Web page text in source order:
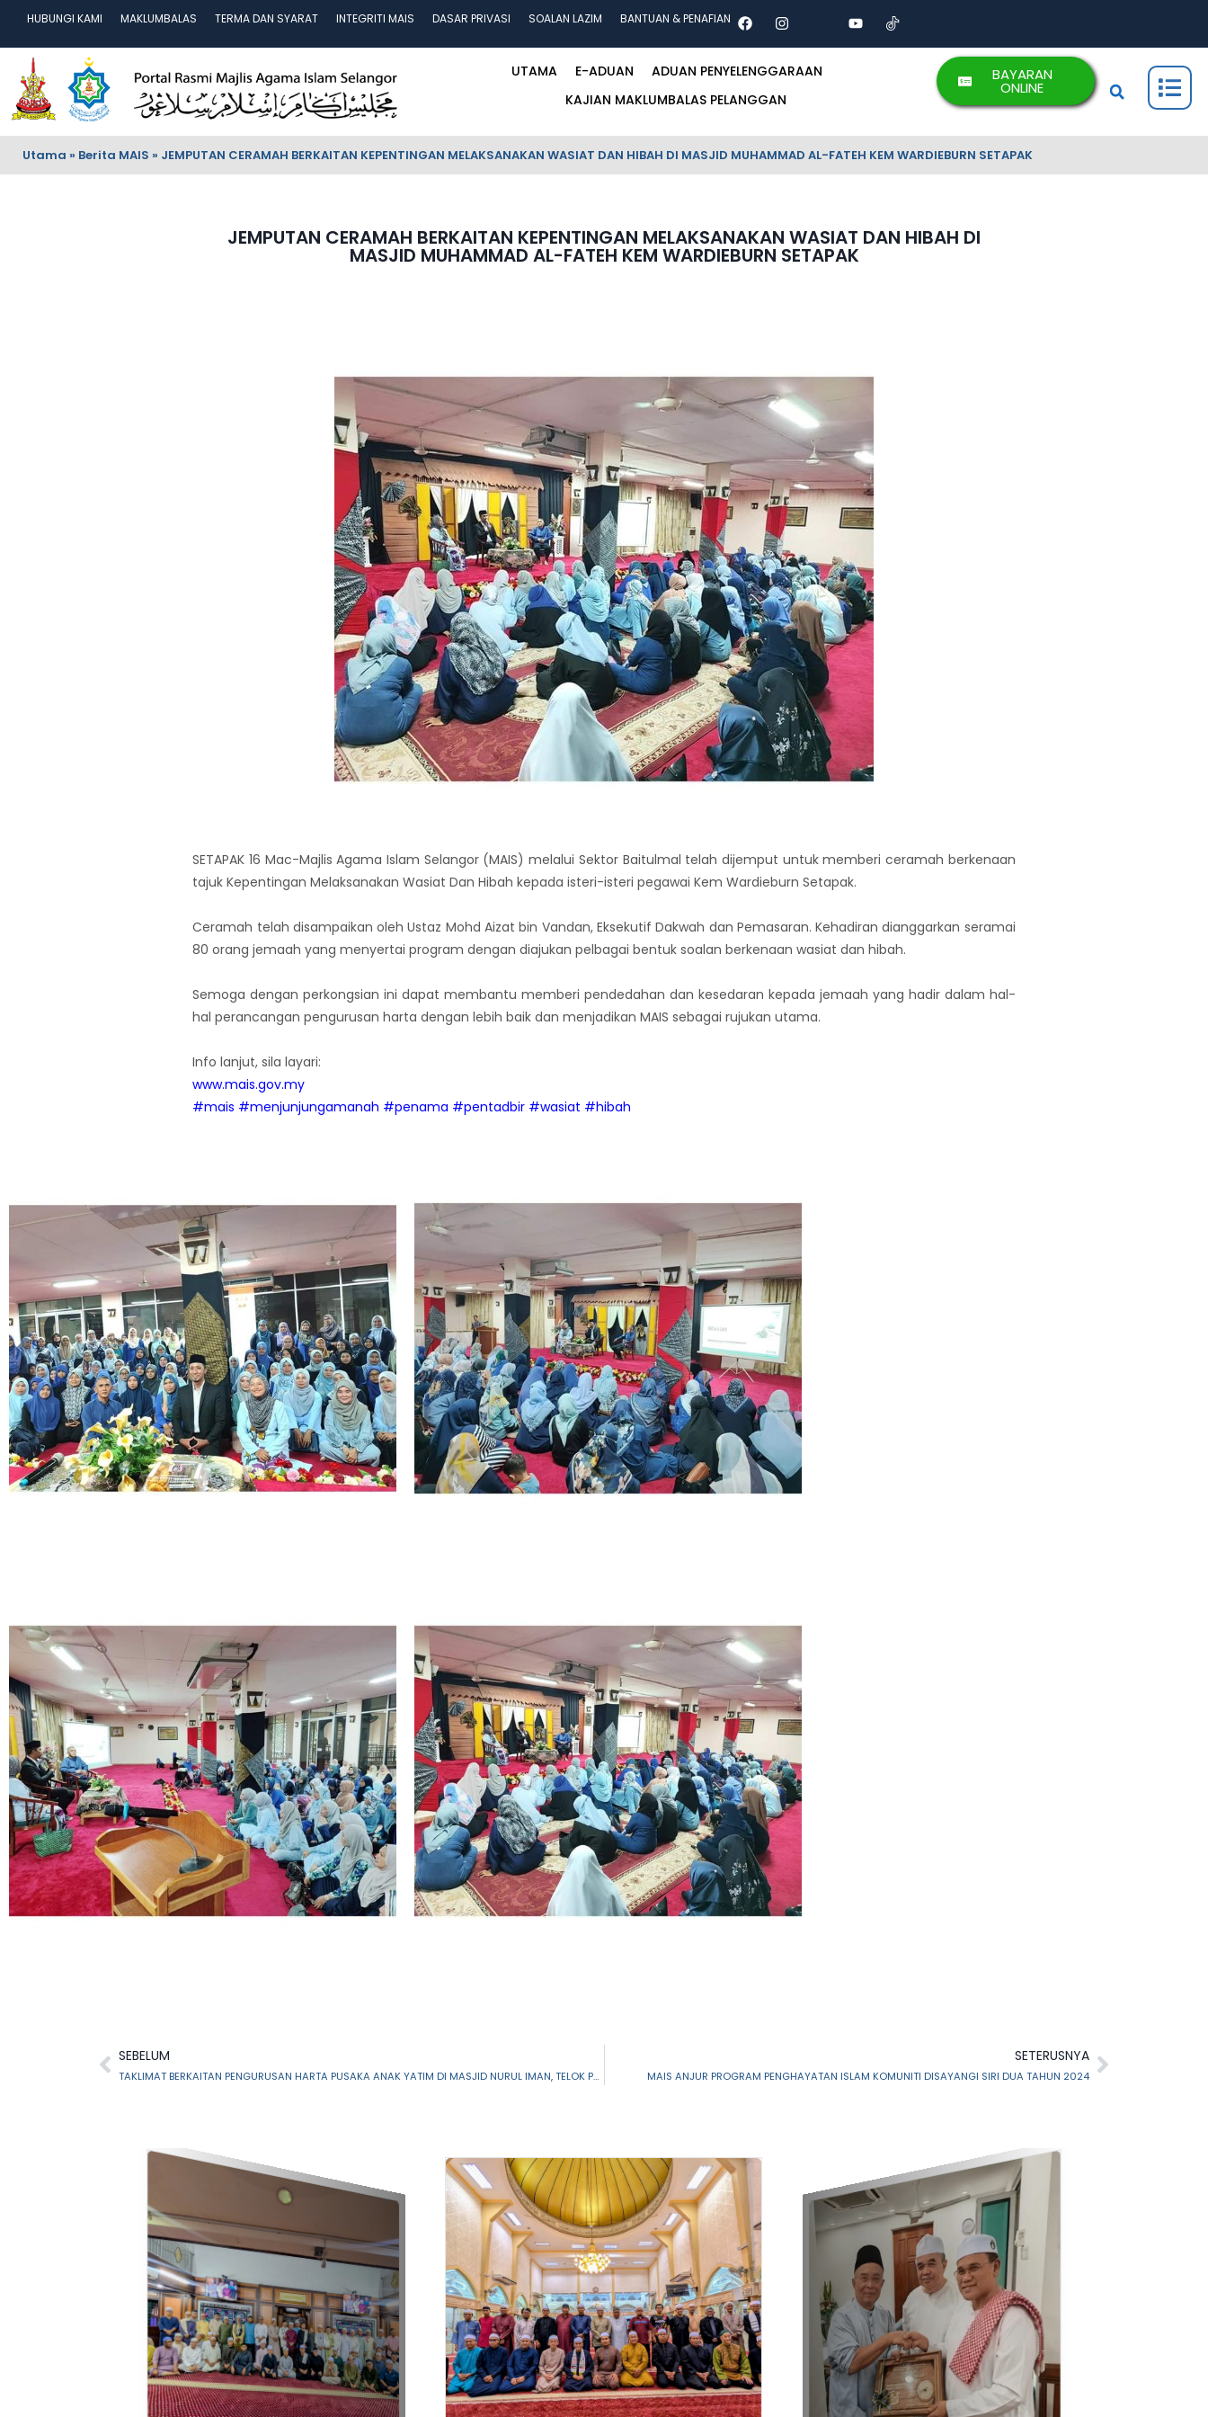
HUBUNGI KAMI MAKLUMBALAS TERMA DAN SYARAT INTEGRITI MAIS DASAR PRIVASI SOALAN LAZIM BANTUAN & PENAFIAN
UTAMA E-ADUAN
ADUAN PENYELENGGARAAN
KAJIAN MAKLUMBALAS PELANGGAN
BAYARAN
ONLINE
Utama » Berita MAIS » JEMPUTAN CERAMAH BERKAITAN KEPENTINGAN MELAKSANAKAN WASIAT DAN HIBAH DI MASJID MUHAMMAD AL-FATEH KEM WARDIEBURN SETAPAK
JEMPUTAN CERAMAH BERKAITAN KEPENTINGAN MELAKSANAKAN WASIAT DAN HIBAH DI
MASJID MUHAMMAD AL-FATEH KEM WARDIEBURN SETAPAK
SETAPAK 16 Mac-Majlis Agama Islam Selangor (MAIS) melalui Sektor Baitulmal telah dijemput untuk memberi ceramah berkenaan
tajuk Kepentingan Melaksanakan Wasiat Dan Hibah kepada isteri-isteri pegawai Kem Wardieburn Setapak.
Ceramah telah disampaikan oleh Ustaz Mohd Aizat bin Vandan, Eksekutif Dakwah dan Pemasaran. Kehadiran dianggarkan seramai
80 orang jemaah yang menyertai program dengan diajukan pelbagai bentuk soalan berkenaan wasiat dan hibah.
Semoga dengan perkongsian ini dapat membantu memberi pendedahan dan kesedaran kepada jemaah yang hadir dalam hal-
hal perancangan pengurusan harta dengan lebih baik dan menjadikan MAIS sebagai rujukan utama.
Info lanjut, sila layari:
www.mais.gov.my
#mais #menjunjungamanah #penama #pentadbir #wasiat #hibah
SEBELUM
TAKLIMAT BERKAITAN PENGURUSAN HARTA PUSAKA ANAK YATIM DI MASJID NURUL IMAN, TELOK PANGLIMA GARANG
SETERUSNYA
MAIS ANJUR PROGRAM PENGHAYATAN ISLAM KOMUNITI DISAYANGI SIRI DUA TAHUN 2024